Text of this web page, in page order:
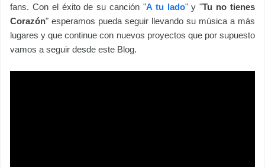
fans. Con el éxito de su canción "A tu lado" y "Tu no tienes
Corazón" esperamos pueda seguir llevando su música a más
lugares y que continue con nuevos proyectos que por supuesto
vamos a seguir desde este Blog.